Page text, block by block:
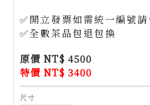
✅開立發票如需統一編號請
✅全數茶品包退包換
原價 NT$ 4500
特價 NT$ 3400
尺寸